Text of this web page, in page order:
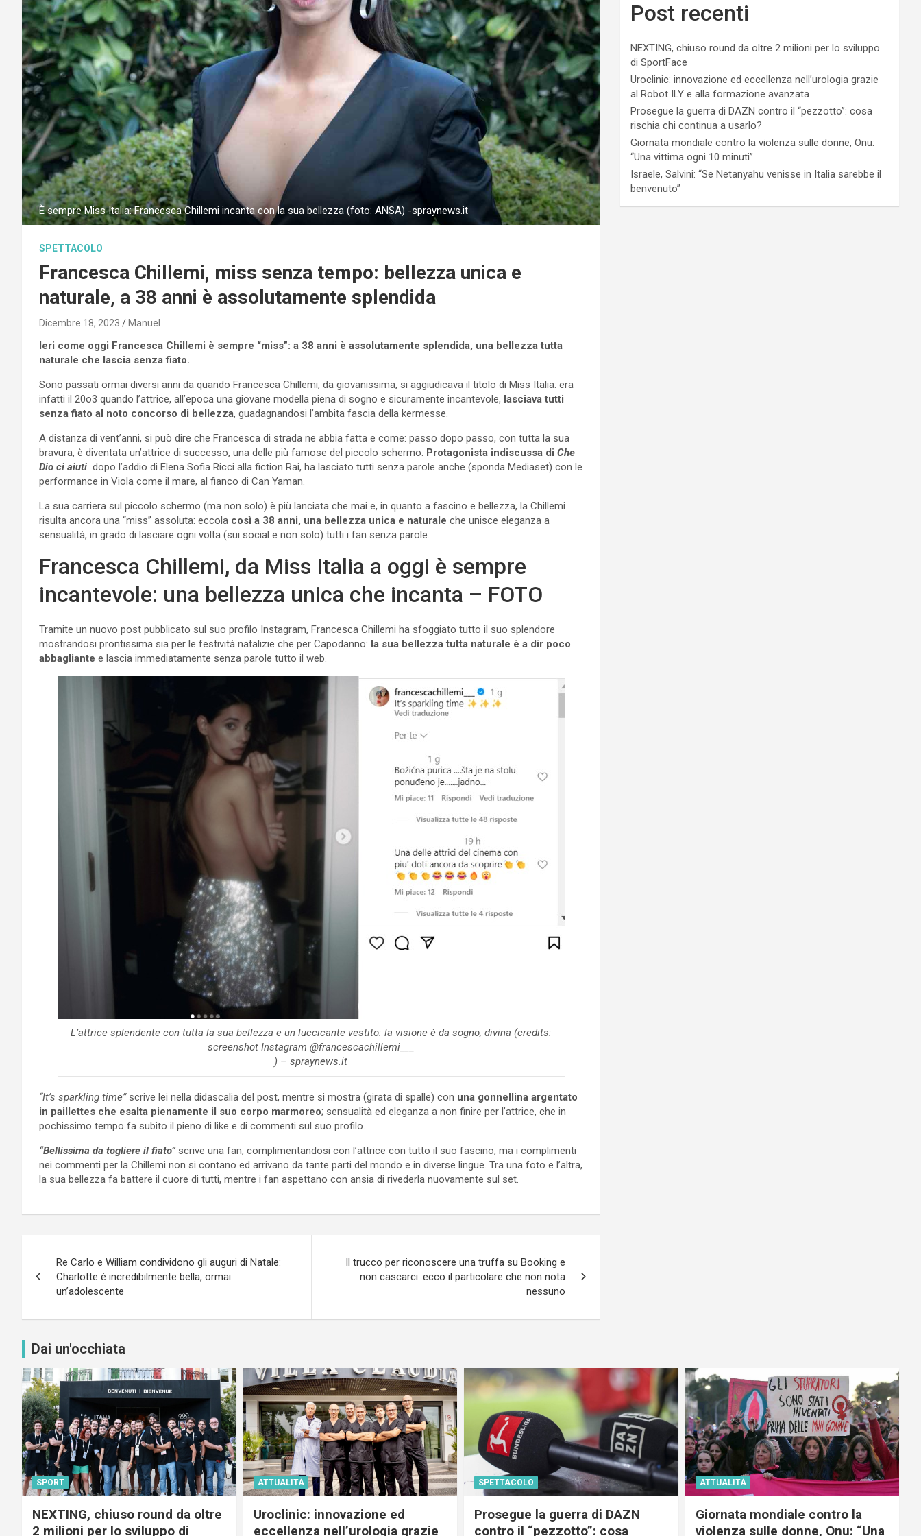
È sempre Miss Italia: Francesca Chillemi incanta con la sua bellezza (foto: ANSA) -spraynews.it
SPETTACOLO
Francesca Chillemi, miss senza tempo: bellezza unica e
naturale, a 38 anni è assolutamente splendida
Dicembre 18, 2023 Manuel
Ieri come oggi Francesca Chillemi è sempre “miss”: a 38 anni è assolutamente splendida, una bellezza tutta
naturale che lascia senza fiato.
Sono passati ormai diversi anni da quando Francesca Chillemi, da giovanissima, si aggiudicava il titolo di Miss Italia: era
infatti il 20o3 quando l’attrice, all’epoca una giovane modella piena di sogno e sicuramente incantevole, lasciava tutti
senza fiato al noto concorso di bellezza, guadagnandosi l’ambita fascia della kermesse.
A distanza di vent’anni, si può dire che Francesca di strada ne abbia fatta e come: passo dopo passo, con tutta la sua
bravura, è diventata un’attrice di successo, una delle più famose del piccolo schermo. Protagonista indiscussa di Che
Dio ci aiuti dopo l’addio di Elena Sofia Ricci alla fiction Rai, ha lasciato tutti senza parole anche (sponda Mediaset) con le
performance in Viola come il mare, al fianco di Can Yaman.
La sua carriera sul piccolo schermo (ma non solo) è più lanciata che mai e, in quanto a fascino e bellezza, la Chillemi
risulta ancora una “miss” assoluta: eccola così a 38 anni, una bellezza unica e naturale che unisce eleganza a
sensualità, in grado di lasciare ogni volta (sui social e non solo) tutti i fan senza parole.
Francesca Chillemi, da Miss Italia a oggi è sempre
incantevole: una bellezza unica che incanta – FOTO
Tramite un nuovo post pubblicato sul suo profilo Instagram, Francesca Chillemi ha sfoggiato tutto il suo splendore
mostrandosi prontissima sia per le festività natalizie che per Capodanno: la sua bellezza tutta naturale è a dir poco
abbagliante e lascia immediatamente senza parole tutto il web.
L’attrice splendente con tutta la sua bellezza e un luccicante vestito: la visione è da sogno, divina (credits:
screenshot Instagram @francescachillemi___
) – spraynews.it
“It’s sparkling time”scrive lei nella didascalia del post, mentre si mostra (girata di spalle) con una gonnellina argentato
in paillettes che esalta pienamente il suo corpo marmoreo; sensualità ed eleganza a non finire per l’attrice, che in
pochissimo tempo fa subito il pieno di like e di commenti sul suo profilo.
“Bellissima da togliere il fiato”scrive una fan, complimentandosi con l’attrice con tutto il suo fascino, ma i complimenti
nei commenti per la Chillemi non si contano ed arrivano da tante parti del mondo e in diverse lingue. Tra una foto e l’altra,
la sua bellezza fa battere il cuore di tutti, mentre i fan aspettano con ansia di rivederla nuovamente sul set.
articoli
Re Carlo e William condividono gli auguri di Natale:
Charlotte é incredibilmente bella, ormai
un’adolescente
Il trucco per riconoscere una truffa su Booking e
non cascarci: ecco il particolare che non nota
nessuno
Post recenti
NEXTING, chiuso round da oltre 2 milioni per lo sviluppo
di SportFace
Uroclinic: innovazione ed eccellenza nell’urologia grazie
al Robot ILY e alla formazione avanzata
Prosegue la guerra di DAZN contro il “pezzotto”: cosa
rischia chi continua a usarlo?
Giornata mondiale contro la violenza sulle donne, Onu:
“Una vittima ogni 10 minuti”
Israele, Salvini: “Se Netanyahu venisse in Italia sarebbe il
benvenuto”
Dai un'occhiata
SPORT
NEXTING, chiuso round da oltre
2 milioni per lo sviluppo di
ATTUALITÀ
Uroclinic: innovazione ed
eccellenza nell’urologia grazie
SPETTACOLO
Prosegue la guerra di DAZN
contro il “pezzotto”: cosa
ATTUALITÀ
Giornata mondiale contro la
violenza sulle donne, Onu: “Una